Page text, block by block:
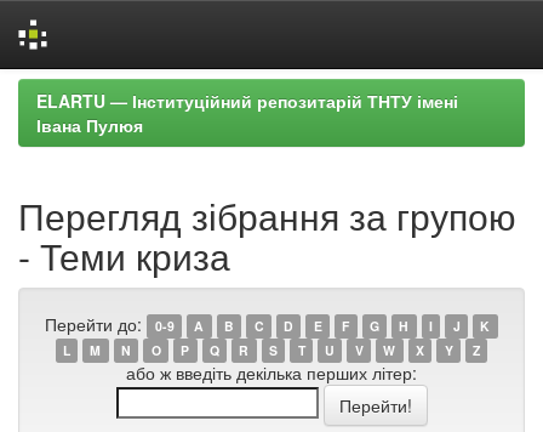
Skip
navigation
ELARTU — Інституційний репозитарій ТНТУ імені
Івана Пулюя
Перегляд зібрання за групою
- Теми криза
Перейти до: 0-9 A B C D E F G H I J
K
L
M N O P Q R S T U V W X Y Z
або ж введіть декілька перших літер: